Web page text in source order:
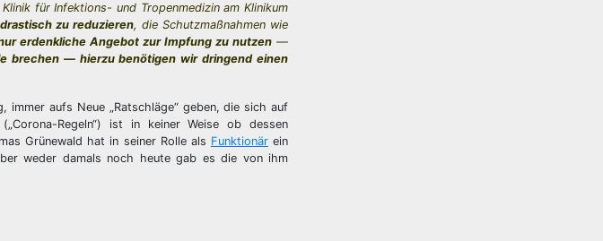
für Infektions- und Tropenmedizin am Klinikum
zu reduzieren, die Schutzmaßnahmen wie
erdenkliche Angebot zur Impfung zu nutzen—
brechen — hierzu benötigen wir dringend einen
aufs Neue „Ratschläge“ geben, die sich auf
Regeln“) ist in keiner Weise ob dessen
Grünewald hat in seiner Rolle als Funktionärein
weder damals noch heute gab es die von ihm